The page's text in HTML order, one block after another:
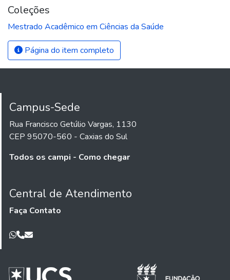
Coleções
Mestrado Acadêmico em Ciências da Saúde
Página do item completo
Campus-Sede
Rua Francisco Getúlio Vargas, 1130
CEP 95070-560 - Caxias do Sul
Todos os campi - Como chegar
Central de Atendimento
Faça Contato